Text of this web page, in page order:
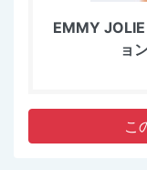
EMMY
ョ
こ